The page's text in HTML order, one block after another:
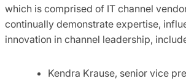
which is comprised of IT channel
continually demonstrate expertise,
innovation in channel leadership,
Kendra Krause, senior vice